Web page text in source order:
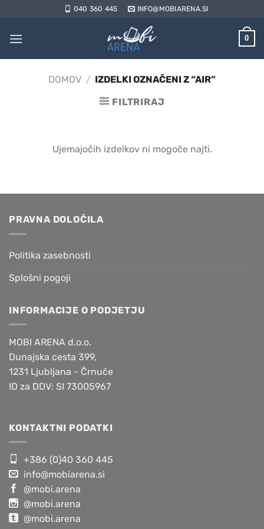
vsebino
040 360 445 INFO@MOBIARENA.SI
0
DOMOV / IZDELKI OZNAČENI Z “AIR”
FILTRIRAJ
Ujemajočih izdelkov ni mogoče najti.
PRAVNA DOLOČILA
Politika zasebnosti
Splošni pogoji
INFORMACIJE O PODJETJU
MOBI ARENA d.o.o.
Dunajska cesta 399,
1231 Ljubljana - Črnuče
ID za DDV: SI 73005967
KONTAKTNI PODATKI
+386 (0)40 360 445
info@mobiarena.si
@mobi.arena
@mobi.arena
@mobi.arena